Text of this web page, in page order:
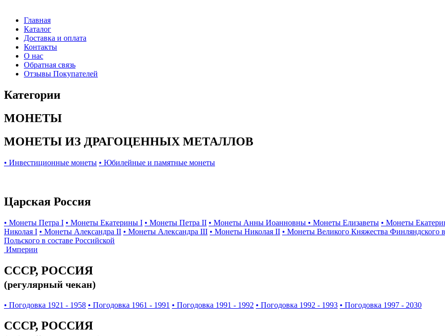
Главная
Каталог
Доставка и оплата
Контакты
О нас
Обратная связь
Отзывы Покупателей
Категории
МОНЕТЫ
МОНЕТЫ ИЗ ДРАГОЦЕННЫХ МЕТАЛЛОВ
• Инвестиционные монеты • Юбилейные и памятные монеты
Царская Россия
• Монеты Петра I • Монеты Екатерины I • Монеты Петра II • Монеты Анны Иоанновны • Монеты Елизаветы • Монеты
Николая I • Монеты Александра II • Монеты Александра III • Монеты Николая II • Монеты Великого Княжества Финляндского
Польского в составе Российской
Империи
СССР, РОССИЯ
(регулярный чекан)
• Погодовка 1921 - 1958 • Погодовка 1961 - 1991 • Погодовка 1991 - 1992 • Погодовка 1992 - 1993 • Погодовка 1997 - 2030
СССР, РОССИЯ